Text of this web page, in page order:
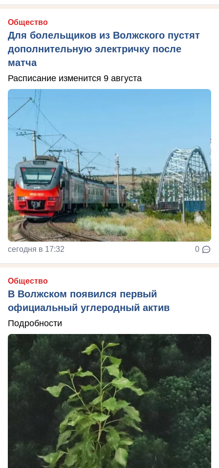
Общество
Для болельщиков из Волжского пустят
дополнительную электричку после
матча
Расписание изменится 9 августа
сегодня в 17:32 0
Общество
В Волжском появился первый
официальный углеродный актив
Подробности